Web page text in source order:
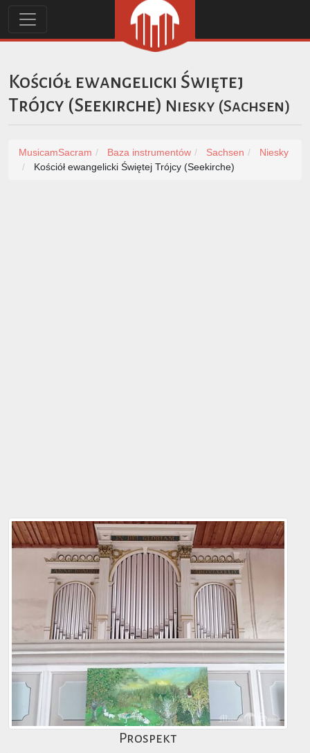
Kościół ewangelicki Świętej
Trójcy (Seekirche) Niesky (Sachsen)
MusicamSacram Baza instrumentów Sachsen
Niesky
Kościół ewangelicki Świętej Trójcy (Seekirche)
Prospekt